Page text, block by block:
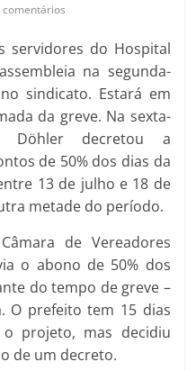
comentários
servidores do Hospital
na segunda-
sindicato. Estará em
da greve. Na sexta-
decretou a
de 50% dos dias da
13 de julho e 18 de
metade do período.
de Vereadores
o abono de 50% dos
do tempo de greve –
O prefeito tem 15 dias
projeto, mas decidiu
de um decreto.